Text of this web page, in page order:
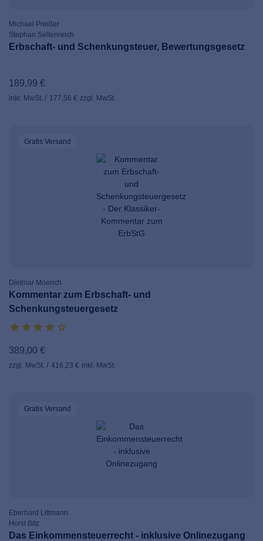
Michael Preißer
Stephan Seltenreich
Erbschaft- und Schenkungsteuer, Bewertungsgesetz
189,99 €
inkl. MwSt. 177,56 € zzgl. MwSt.
Gratis Versand
Dietmar Moench
Kommentar zum Erbschaft- und
Schenkungsteuergesetz
389,00 €
zzgl. MwSt. 416,23 € inkl. MwSt.
Gratis Versand
Eberhard Littmann
Horst Bitz
Das Einkommensteuerrecht - inklusive Onlinezugang